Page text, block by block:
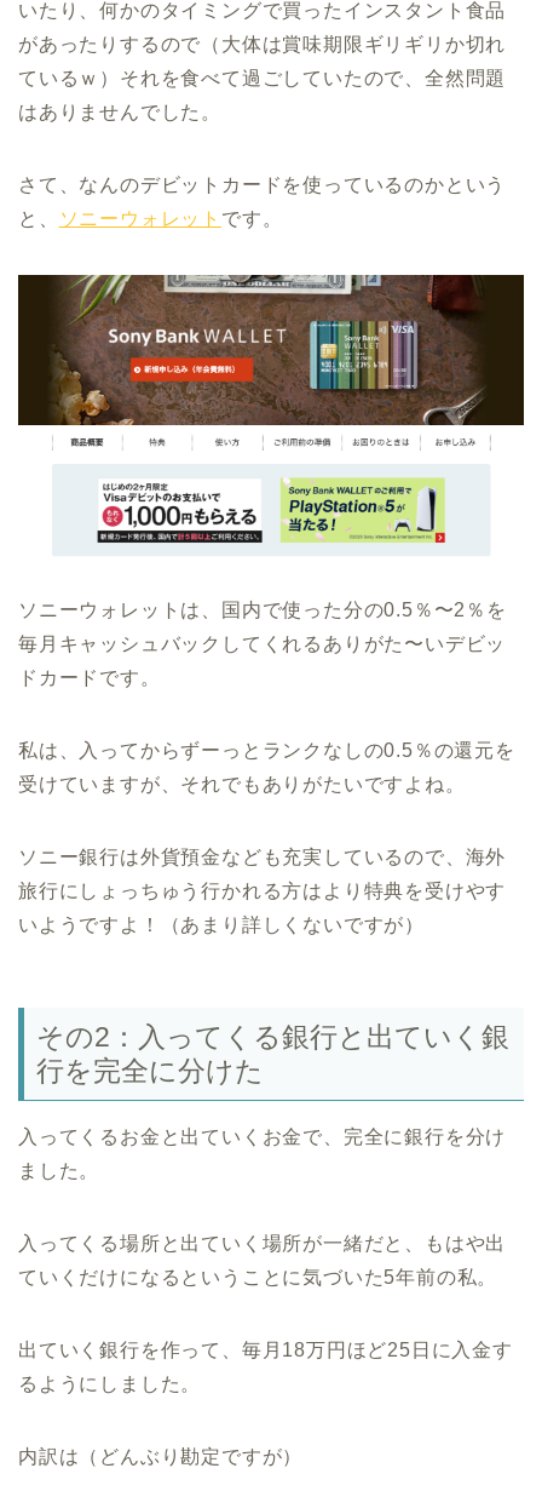
いたり、何かのタイミングで買ったインスタント食品
があったりするので（大体は賞味期限ギリギリか切れ
ているｗ）それを食べて過ごしていたので、全然問題
はありませんでした。
さて、なんのデビットカードを使っているのかという
と、
ソニーウォレット です。
ソニーウォレットは、国内で使った分の0.5％〜2％を
毎月キャッシュバックしてくれるありがた〜いデビッ
ドカードです。
私は、入ってからずーっとランクなしの0.5％の還元を
受けていますが、それでもありがたいですよね。
ソニー銀行は外貨預金なども充実しているので、海外
旅行にしょっちゅう行かれる方はより特典を受けやす
いようですよ！（あまり詳しくないですが）
その2：入ってくる銀行と出ていく銀
行を完全に分けた
入ってくるお金と出ていくお金で、完全に銀行を分け
ました。
入ってくる場所と出ていく場所が一緒だと、もはや出
ていくだけになるということに気づいた5年前の私。
出ていく銀行を作って、毎月18万円ほど25日に入金す
るようにしました。
内訳は（どんぶり勘定ですが）